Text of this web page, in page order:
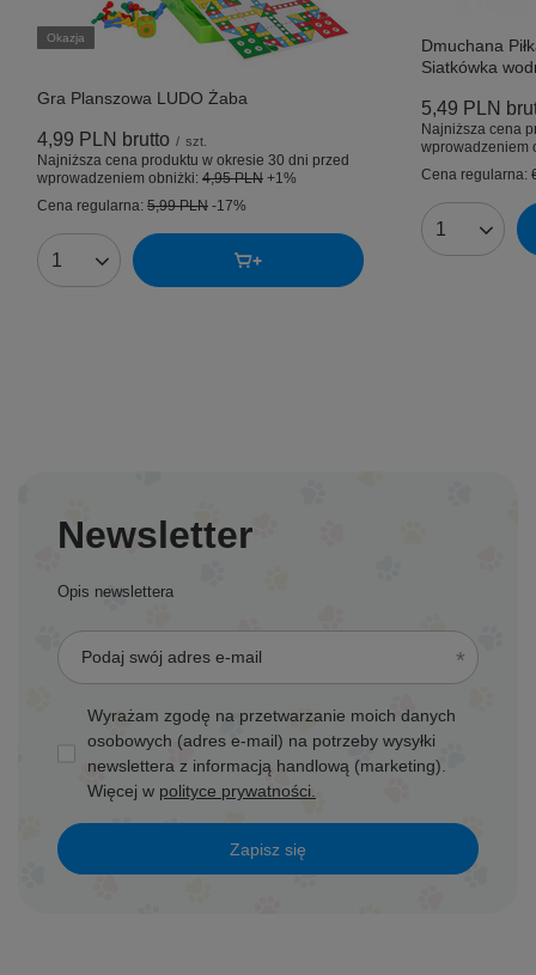
Okazja
Gra Planszowa LUDO Żaba
4,99 PLN brutto / szt.
Najniższa cena produktu w okresie 30 dni przed
wprowadzeniem obniżki: 4,95 PLN +1%
Cena regularna: 5,99 PLN -17%
Ilość produktów
Dmuchana
Siatkówka
5,49 PLN
Najniższa cena
wprowadzeniem
Cena regularna:
Ilość
Newsletter
Opis newslettera
Podaj swój adres e-mail
Wyrażam zgodę na przetwarzanie moich danych
osobowych (adres e-mail) na potrzeby wysyłki
newslettera z informacją handlową (marketing).
Więcej w polityce prywatności.
Zapisz się